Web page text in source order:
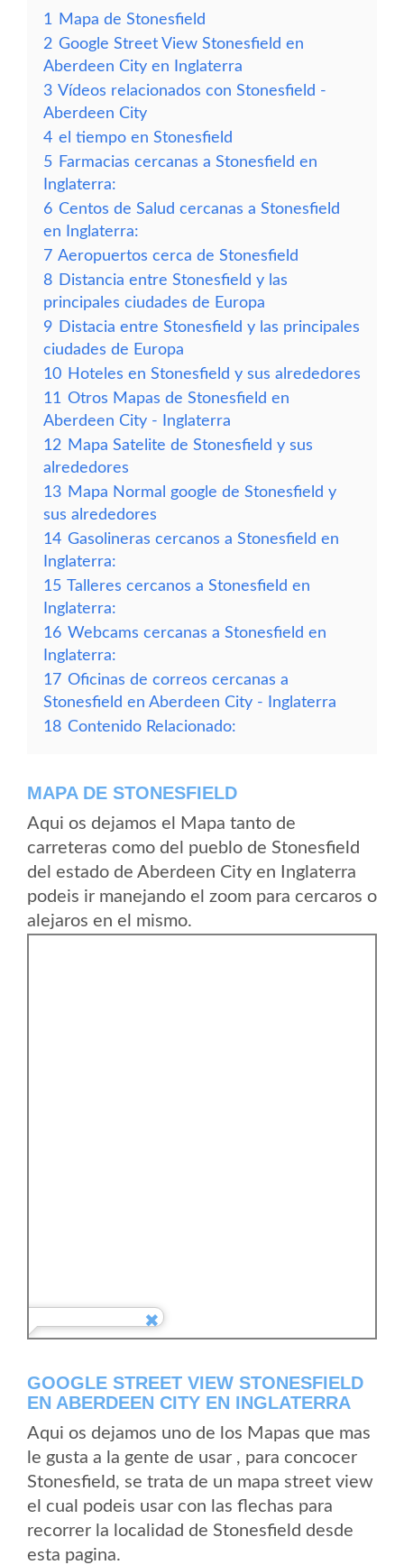
1
Mapa de Stonesfield
2 Google Street View Stonesfield en
Aberdeen City en Inglaterra
3 Vídeos relacionados con Stonesfield -
Aberdeen City
4 el tiempo en Stonesfield
5 Farmacias cercanas a Stonesfield en
Inglaterra:
6 Centos de Salud cercanas a Stonesfield
en Inglaterra:
7 Aeropuertos cerca de Stonesfield
8 Distancia entre Stonesfield y las
principales ciudades de Europa
9 Distacia entre Stonesfield y las principales
ciudades de Europa
10 Hoteles en Stonesfield y sus alrededores
11 Otros Mapas de Stonesfield en
Aberdeen City - Inglaterra
12 Mapa Satelite de Stonesfield y sus
alrededores
13 Mapa Normal google de Stonesfield y
sus alrededores
14 Gasolineras cercanos a Stonesfield en
Inglaterra:
15 Talleres cercanos a Stonesfield en
Inglaterra:
16 Webcams cercanas a Stonesfield en
Inglaterra:
17 Oficinas de correos cercanas a
Stonesfield en Aberdeen City - Inglaterra
18 Contenido Relacionado:
MAPA DE STONESFIELD
Aqui os dejamos el Mapa tanto de
carreteras como del pueblo de Stonesfield
del estado de Aberdeen City en Inglaterra
podeis ir manejando el zoom para cercaros o
alejaros en el mismo.
GOOGLE STREET VIEW STONESFIELD
EN ABERDEEN CITY EN INGLATERRA
Aqui os dejamos uno de los Mapas que mas
le gusta a la gente de usar , para concocer
Stonesfield, se trata de un mapa street view
el cual podeis usar con las flechas para
recorrer la localidad de Stonesfield desde
esta pagina.